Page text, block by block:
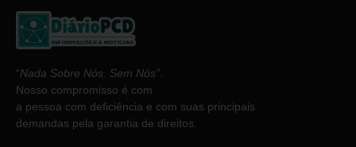
“Nada Sobre Nós. Sem Nós”
Nosso compromisso é com
a pessoa com deficiência e com suas principais
demandas pela garantia de direitos.